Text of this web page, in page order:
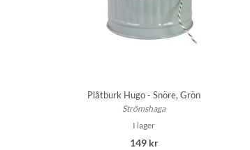
Plåtburk Hugo - Snöre, Grön
Strömshaga
I lager
149 kr